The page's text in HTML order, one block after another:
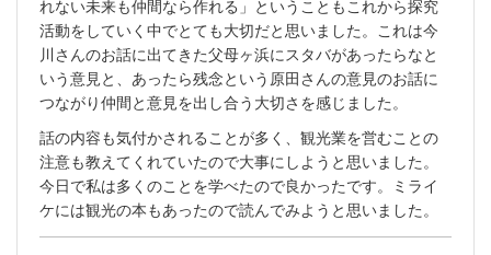
れない未来も仲間なら作れる」ということもこれから探究
活動をしていく中でとても大切だと思いました。これは今
川さんのお話に出てきた父母ヶ浜にスタバがあったらなと
いう意見と、あったら残念という原田さんの意見のお話に
つながり仲間と意見を出し合う大切さを感じました。
話の内容も気付かされることが多く、観光業を営むことの
注意も教えてくれていたので大事にしようと思いました。
今日で私は多くのことを学べたので良かったです。ミライ
ケには観光の本もあったので読んでみようと思いました。